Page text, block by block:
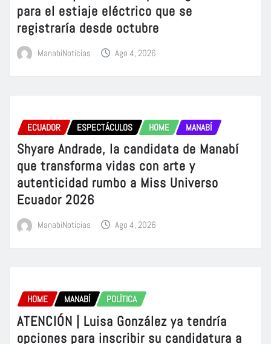
para el estiaje eléctrico que se
registraría desde octubre
ManabiNoticias Ago 4, 2026
ECUADOR ESPECTÁCULOS HOME MANABÍ
Shyare Andrade, la candidata de Manabí
que transforma vidas con arte y
autenticidad rumbo a Miss Universo
Ecuador 2026
ManabiNoticias Ago 4, 2026
HOME MANABÍ POLÍTICA
ATENCIÓN | Luisa González ya tendría
opciones para inscribir su candidatura a